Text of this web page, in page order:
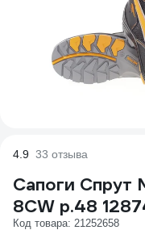
4.9 33 отзыва
Сапоги
8CW р.48
Код товара: 21252658